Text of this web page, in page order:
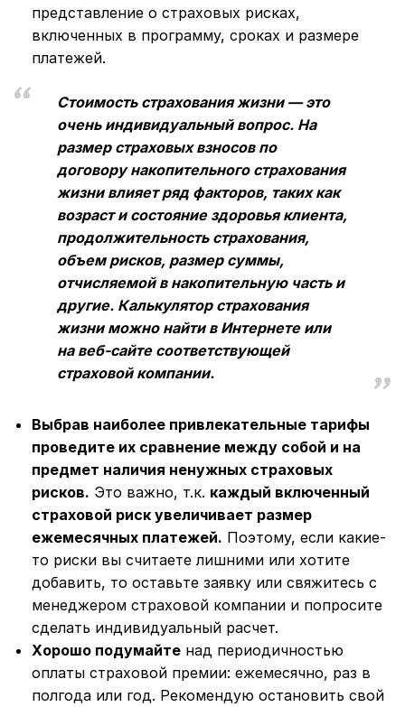
представление о страховых рисках,
включенных в программу, сроках и размере
платежей.
Стоимость страхования жизни — это
очень индивидуальный вопрос. На
размер страховых взносов по
договору накопительного страхования
жизни влияет ряд факторов, таких как
возраст и состояние здоровья клиента,
продолжительность страхования,
объем рисков, размер суммы,
отчисляемой в накопительную часть и
другие. Калькулятор страхования
жизни можно найти в Интернете или
на веб-сайте соответствующей
страховой компании.
Выбрав наиболее привлекательные тарифы
проведите их сравнение между собой и на
предмет наличия ненужных страховых
рисков. Это важно, т.к. каждый включенный
страховой риск увеличивает размер
ежемесячных платежей. Поэтому, если какие-
то риски вы считаете лишними или хотите
добавить, то оставьте заявку или свяжитесь с
менеджером страховой компании и попросите
сделать индивидуальный расчет.
Хорошо подумайте над периодичностью
оплаты страховой премии: ежемесячно, раз в
полгода или год. Рекомендую остановить свой